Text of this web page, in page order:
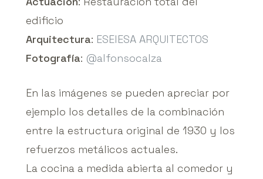
edificio
Arquitectura: ESEIESA ARQUITECTOS
Fotografía: @alfonsocalza
En las imágenes se pueden apreciar por
ejemplo los detalles de la combinación
entre la estructura original de 1930 y los
refuerzos metálicos actuales.
La cocina a medida abierta al comedor y